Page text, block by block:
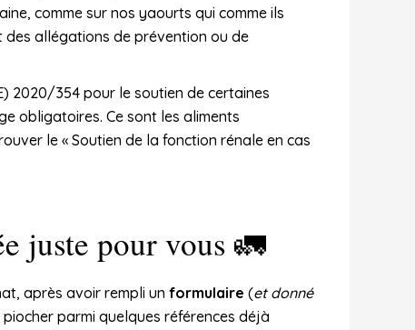
comme sur nos yaourts qui comme ils
des allégations de prévention ou de
2020/354 pour le soutien de certaines
obligatoires. Ce sont les aliments
le « Soutien de la fonction rénale en cas
juste pour vous 🚛
après avoir rempli un formulaire (et donné
parmi quelques références déjà